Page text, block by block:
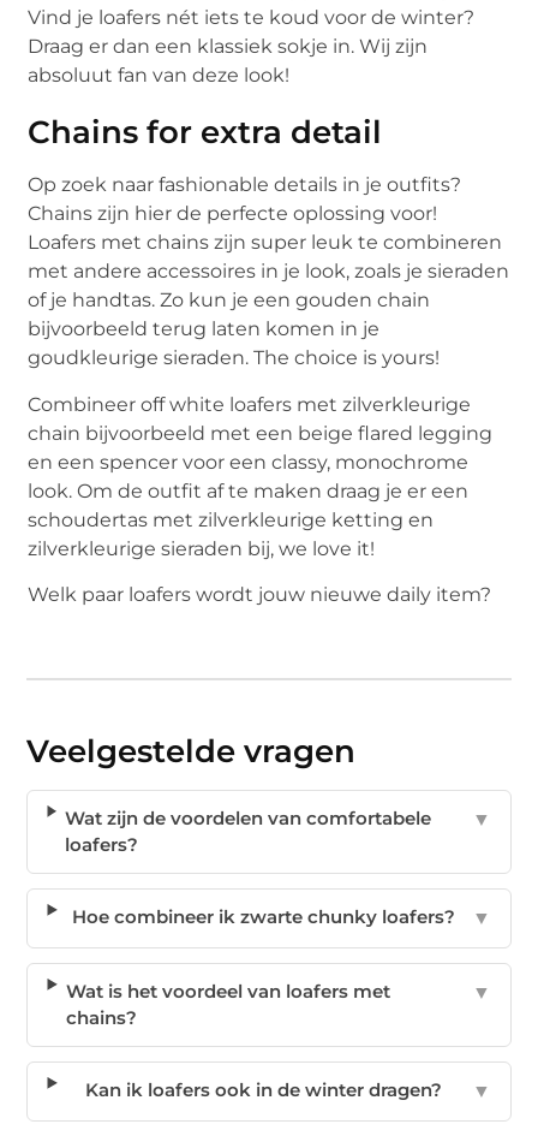
Vind je loafers nét iets te koud voor de winter?
Draag er dan een klassiek sokje in. Wij zijn
absoluut fan van deze look!
Chains for extra detail
Op zoek naar fashionable details in je outfits?
Chains zijn hier de perfecte oplossing voor!
Loafers met chains zijn super leuk te combineren
met andere accessoires in je look, zoals je sieraden
of je handtas. Zo kun je een gouden chain
bijvoorbeeld terug laten komen in je
goudkleurige sieraden. The choice is yours!
Combineer off white loafers met zilverkleurige
chain bijvoorbeeld met een beige flared legging
en een spencer voor een classy, monochrome
look. Om de outfit af te maken draag je er een
schoudertas met zilverkleurige ketting en
zilverkleurige sieraden bij, we love it!
Welk paar loafers wordt jouw nieuwe daily item?
Veelgestelde vragen
Wat zijn de voordelen van comfortabele
loafers?
▼
Hoe combineer ik zwarte chunky loafers? ▼
Wat is het voordeel van loafers met
chains?
▼
Kan ik loafers ook in de winter dragen? ▼